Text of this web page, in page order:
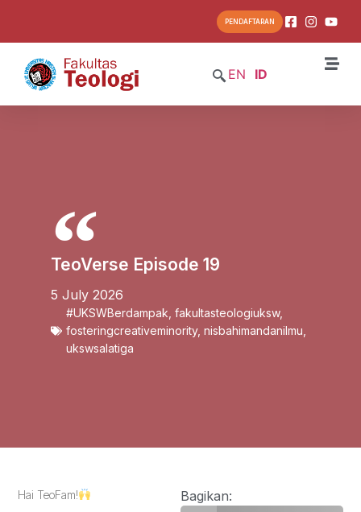
PENDAFTARAN
EN ID
TeoVerse Episode 19
5 July 2026
#UKSWBerdampak fakultasteologiuksw,
fosteringcreativeminority, nisbahimandanilmu
ukswsalatiga
Hai TeoFam! Bagikan: